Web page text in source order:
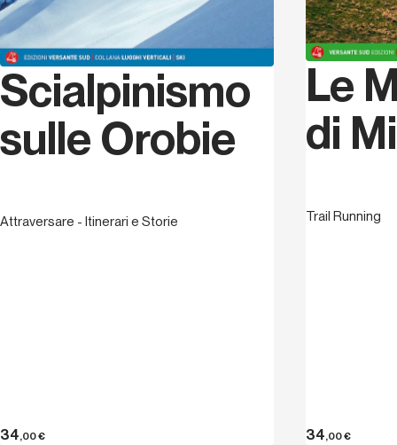
Scialpinismo
sulle Orobie
Attraversare - Itinerari e Storie
34,00€
Le
di
Trail Running
34,00€